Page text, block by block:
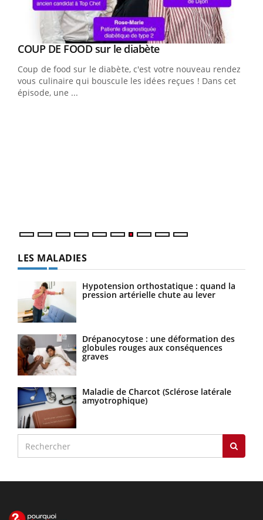
Youtube
COUP DE FOOD sur le diabèteYoutube
Coup de food sur le diabète, c'est votre nouveau rendez-
vous culinaire qui bouscule les idées reçues ! Dans cet
épisode, une ...
LES MALADIES
Hypotension orthostatique : quand la
pression artérielle chute au lever
Drépanocytose : une déformation des
globules rouges aux conséquences
graves
Maladie de Charcot (Sclérose latérale
amyotrophique)